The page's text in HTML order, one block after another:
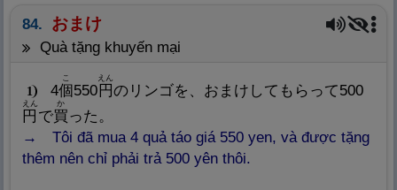
84. おまけ
quà tặng khuyến mại
1 4個
こ
550 円
えん
のリンゴを、おまけしてもらって500
円
えん
で買
か
った。
Tôi đã mua 4 quả táo giá 550 yen, và được tặng
thêm nên chỉ phải trả 500 yên thôi.